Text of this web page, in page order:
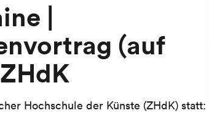
|
(auf
Hochschule der Künste (ZHdK) statt: